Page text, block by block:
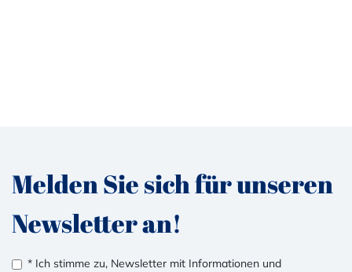
Melden Sie sich für unseren
Newsletter an!
* Ich stimme zu, Newsletter mit Informationen und